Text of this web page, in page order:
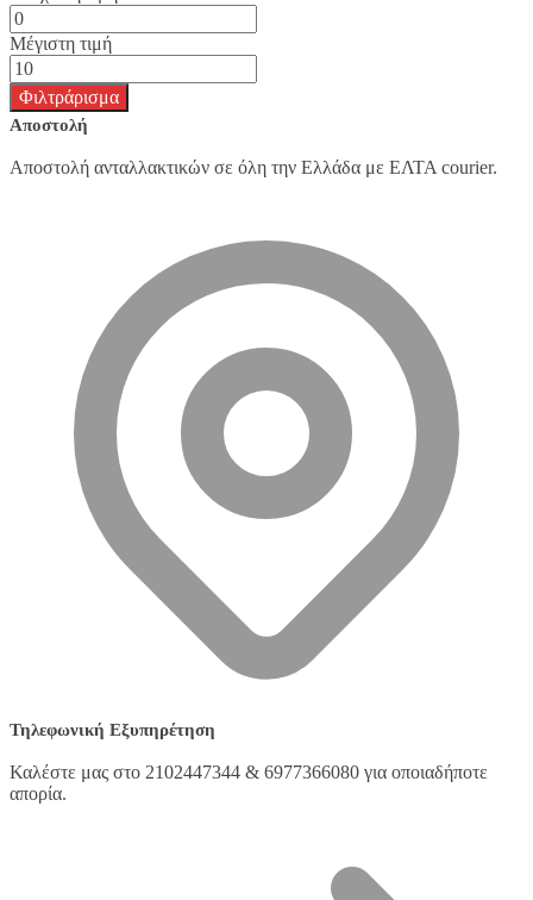
Μέγιστη τιμή
Φιλτράρισμα
Αποστολή
Αποστολή ανταλλακτικών σε όλη την Ελλάδα με ΕΛΤΑ courier.
Τηλεφωνική Εξυπηρέτηση
Καλέστε μας στο 2102447344 & 6977366080 για οποιαδήποτε
απορία.